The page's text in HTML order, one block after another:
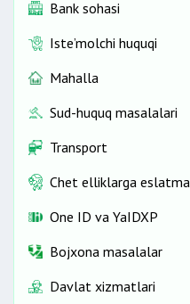
Bank sohasi
Iste’molchi huquqi
Mahalla
Sud-huquq masalalari
Transport
Chet elliklarga eslatma
One ID vа YaIDXP
Bojxona masalalar
Davlat xizmatlari